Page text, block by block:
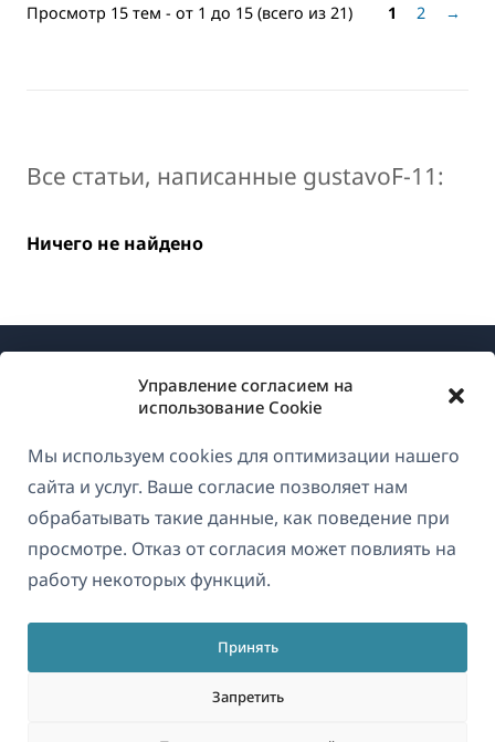
Управление согласием на
использование Cookie
Мы используем cookies для оптимизации нашего
сайта и услуг. Ваше согласие позволяет нам
обрабатывать такие данные, как поведение при
просмотре. Отказ от согласия может повлиять на
работу некоторых функций.
Принять
Запретить
Просмотр 15 тем - от 1 до 15 (всего из 21) 1 2 →
Все статьи, написанные gustavoF-11:
Ничего не найдено
Русский
О WPML
GDPR и политика конфиденциальности
Присоединяйтесь к нашей команде
(открывается
в
новом
окне)
в
новом
окне)
в
окне)